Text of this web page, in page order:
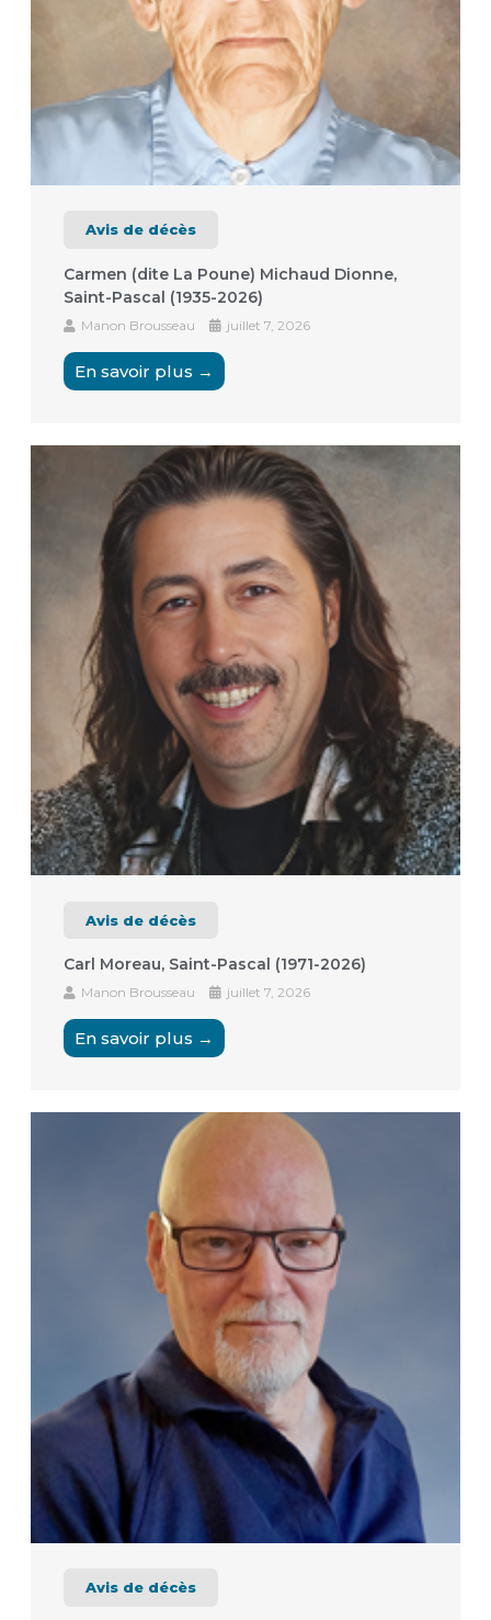
Avis de décès
Carmen (dite La Poune) Michaud Dionne,
Saint-Pascal (1935-2026)
Manon Brousseau juillet 7, 2026
En savoir plus →
Avis de décès
Carl Moreau, Saint-Pascal (1971-2026)
Manon Brousseau juillet 7, 2026
En savoir plus →
Avis de décès